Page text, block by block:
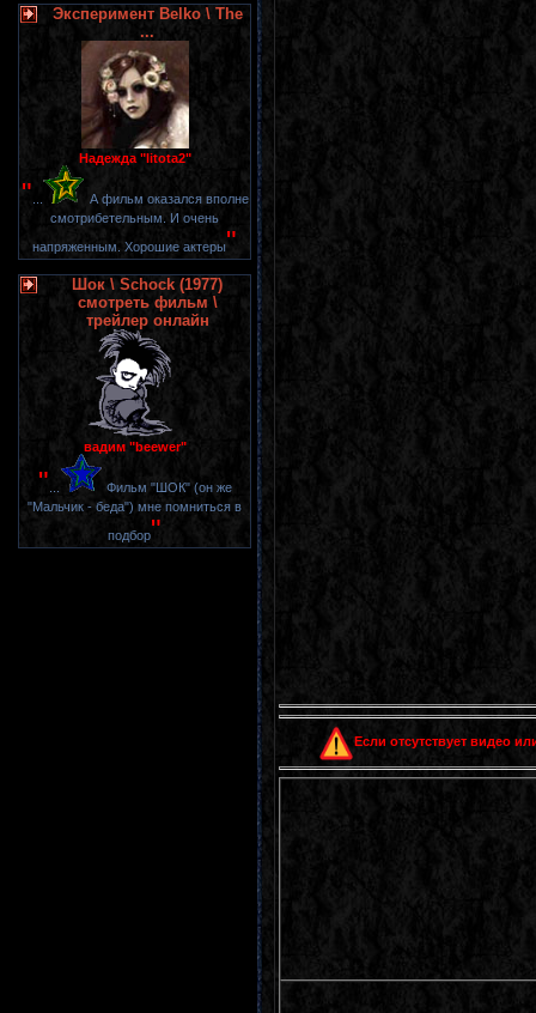
Эксперимент Belko \ The
...
Надежда "litota2"
"
А фильм оказался вполне
смотрибетельным. И очень
напряженным. Хорошие актеры"
Шок \ Schock (1977)
смотреть фильм \
трейлер онлайн
вадим "beewer"
"
Фильм "ШОК" (он же
"Мальчик - беда") мне помниться в
подбор"
Если отсутствует видео